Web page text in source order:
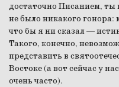
достаточно Писанием, ты
не было никакого гонора:
что бы я ни сказал —
Такого, конечно,
представить в
Востоке (а вот сейчас у
очень часто).